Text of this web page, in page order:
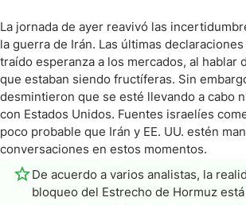
La jornada de ayer reavivó las
la guerra de Irán. Las últimas
traído esperanza a los mercados, al hablar
que estaban siendo fructíferas. Sin
desmintieron que se esté llevando a cabo
con Estados Unidos. Fuentes israelíes
poco probable que Irán y EE. UU. estén
conversaciones en estos momentos.
De acuerdo a varios analistas, la
bloqueo del Estrecho de Hormuz